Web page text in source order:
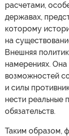
расчетами,
державах,
которому
на
Внешняя
намерениях. Она
возможностей
и силы
нести реальные
обязательств.
Таким образом,